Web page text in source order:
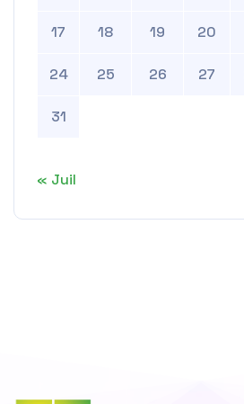
17 18 19 20
24 25 26 27
31
« Juil